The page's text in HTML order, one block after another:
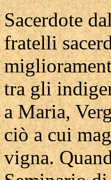
Sacerdote
fratelli
tra gli
a Maria,
ciò a cui
vigna.